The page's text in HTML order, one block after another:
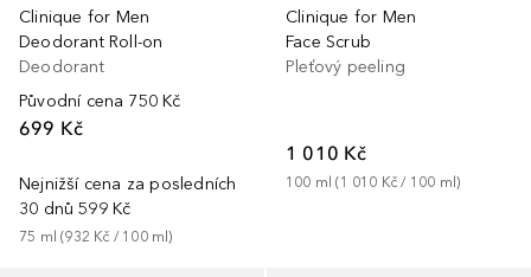
Clinique for Men
Deodorant Roll-on
Deodorant
Původní cena 750 Kč
699 Kč
Nejnižší cena za posledních
30 dnů 599 Kč
75 ml (932 Kč / 100 ml)
Clinique for Men
Face Scrub
Pleťový peeling
1 010 Kč
100 ml (1 010 Kč / 100 ml)